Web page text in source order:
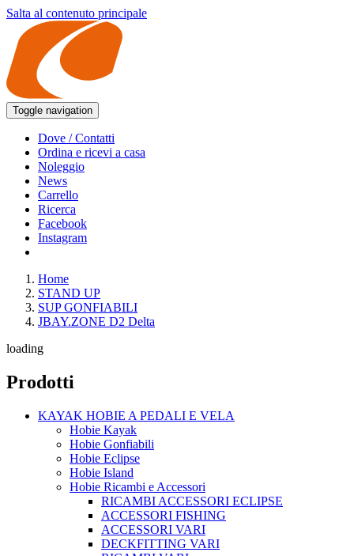
Salta al contenuto principale
Toggle navigation
Dove / Contatti
Ordina e ricevi a casa
Noleggio
News
Carrello
Ricerca
Facebook
Instagram
Home
STAND UP
SUP GONFIABILI
JBAY.ZONE D2 Delta
loading
Prodotti
KAYAK HOBIE A PEDALI E VELA
Hobie Kayak
Hobie Gonfiabili
Hobie Eclipse
Hobie Island
Hobie Ricambi e Accessori
RICAMBI ACCESSORI ECLIPSE
ACCESSORI FISHING
ACCESSORI VARI
DECKFITTING VARI